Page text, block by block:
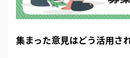
集まった意見はどう活用さ